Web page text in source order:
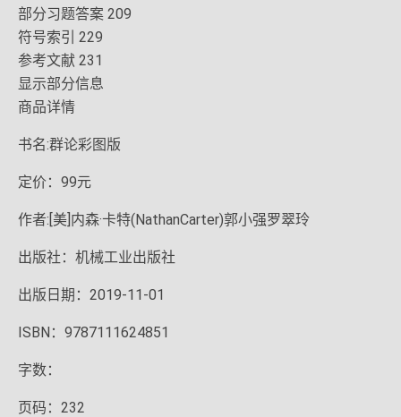
部分习题答案 209
符号索引 229
参考文献 231
显示部分信息
商品详情
书名:群论彩图版
定价：99元
作者:[美]内森·卡特(NathanCarter)郭小强罗翠玲
出版社：机械工业出版社
出版日期：2019-11-01
ISBN：9787111624851
字数：
页码：232